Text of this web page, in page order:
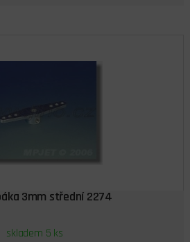
3mm střední 2274
skladem 5 ks